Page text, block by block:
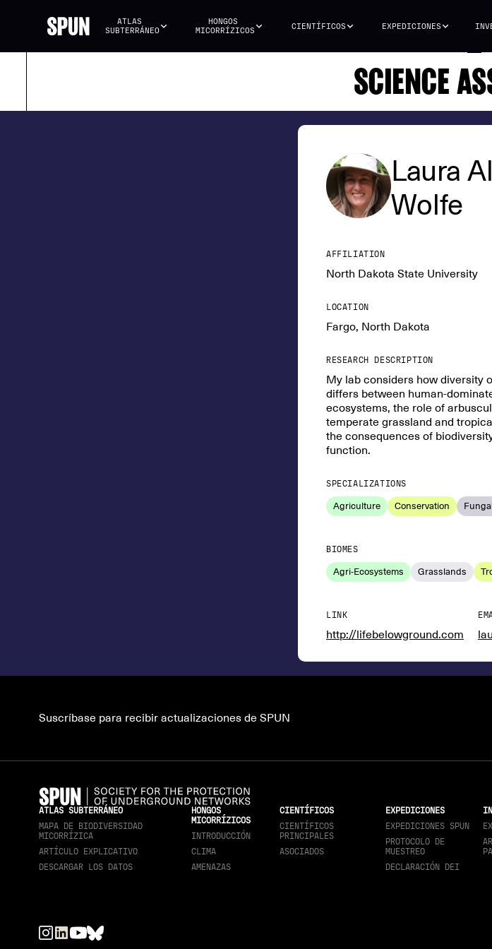
ATLAS
SUBTERRÁNEO
HONGOS
MICORRÍZICOS
CIENTÍFICOS EXPEDICIONES
SCIENCE
Laura
Wolfe
AFFILIATION
North Dakota State University
LOCATION
Fargo, North Dakota
RESEARCH DESCRIPTION
My lab considers how diversity
differs between human-
ecosystems, the role of
temperate grassland and
the consequences of
function.
SPECIALIZATIONS
Agriculture Conservation
BIOMES
Agri-Ecosystems Grasslands
LINK
http://lifebelowground.com
Suscríbase para recibir actualizaciones de SPUN
ATLAS SUBTERRÁNEO
MAPA DE BIODIVERSIDAD
MICORRÍZICA
ARTÍCULO EXPLICATIVO
DESCARGAR LOS DATOS
HONGOS
MICORRÍZICOS
INTRODUCCIÓN
CLIMA
AMENAZAS
CIENTÍFICOS
CIENTÍFICOS
PRINCIPALES
ASOCIADOS
EXPEDICIONES
EXPEDICIONES SPUN
PROTOCOLO DE
MUESTREO
DECLARACIÓN DEI